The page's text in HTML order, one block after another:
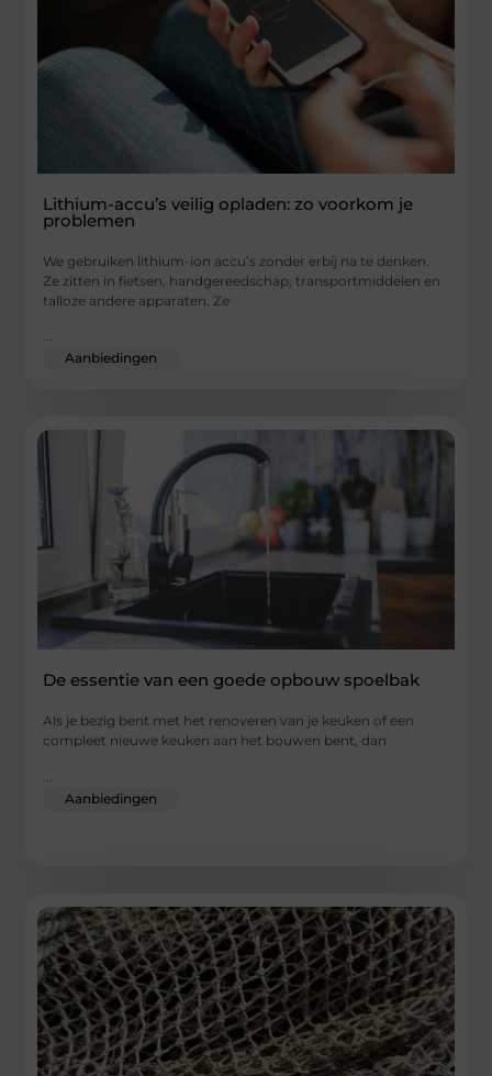
Lithium-accu’s veilig opladen: zo voorkom je
problemen
We gebruiken lithium-ion accu’s zonder erbij na te denken.
Ze zitten in fietsen, handgereedschap, transportmiddelen en
talloze andere apparaten. Ze
...
Aanbiedingen
De essentie van een goede opbouw spoelbak
Als je bezig bent met het renoveren van je keuken of een
compleet nieuwe keuken aan het bouwen bent, dan
Aanbiedingen